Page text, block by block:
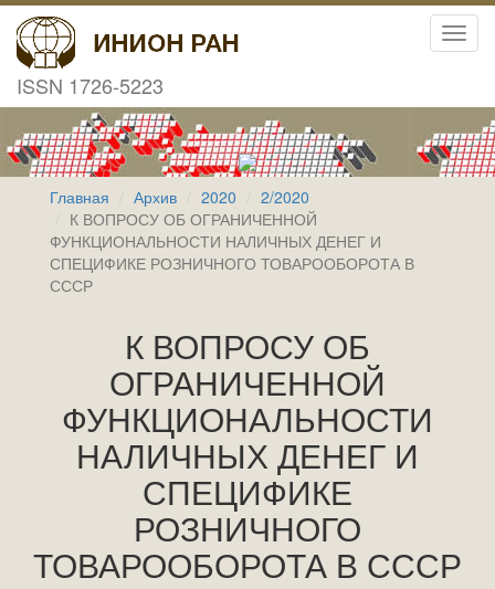
ISSN 1726-5223
Главная Архив 2020
2/2020
К ВОПРОСУ ОБ ОГРАНИЧЕННОЙ
ФУНКЦИОНАЛЬНОСТИ НАЛИЧНЫХ ДЕНЕГ И
СПЕЦИФИКЕ РОЗНИЧНОГО ТОВАРООБОРОТА В
СССР
К ВОПРОСУ ОБ
ОГРАНИЧЕННОЙ
ФУНКЦИОНАЛЬНОСТИ
НАЛИЧНЫХ ДЕНЕГ И
СПЕЦИФИКЕ
РОЗНИЧНОГО
ТОВАРООБОРОТА В СССР